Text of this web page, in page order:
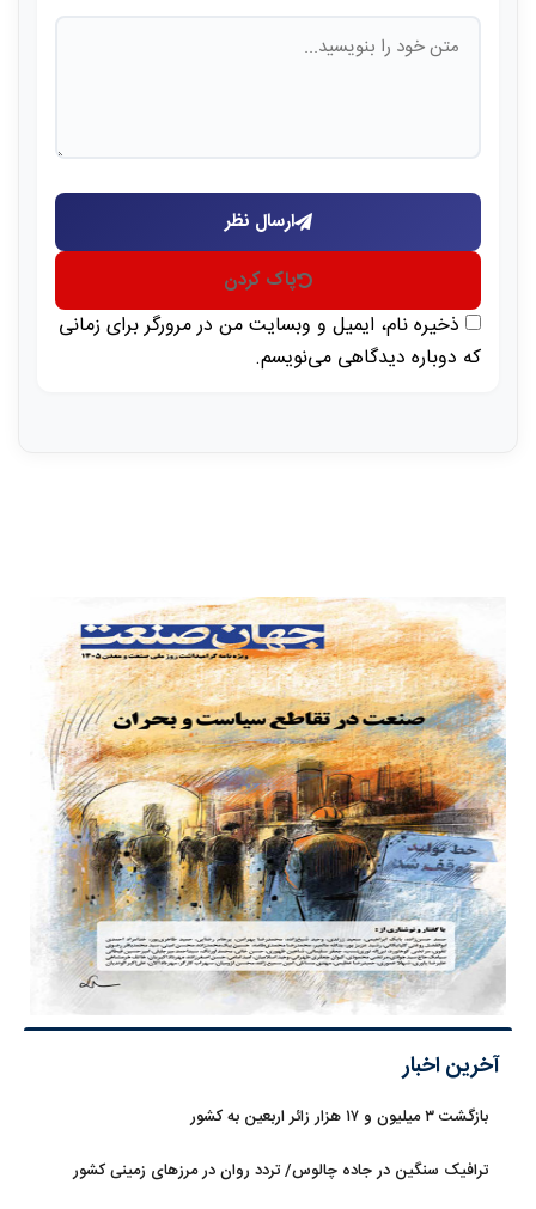
ارسال نظر
پاک کردن
ذخیره نام، ایمیل و وبسایت من در مرورگر برای زمانی
که دوباره دیدگاهی می‌نویسم.
آخرین اخبار
بازگشت ۳ میلیون و ۱۷ هزار زائر اربعین به کشور
ترافیک سنگین در جاده چالوس/ تردد روان در مرزهای زمینی کشور